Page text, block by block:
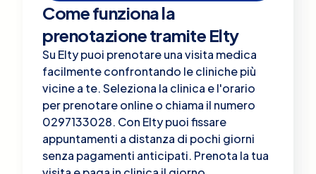
Come funziona la
prenotazione tramite Elty
Su Elty puoi prenotare una visita medica
facilmente confrontando le cliniche più
vicine a te. Seleziona la clinica e l'orario
per prenotare online o chiama il numero
0297133028. Con Elty puoi fissare
appuntamenti a distanza di pochi giorni
senza pagamenti anticipati. Prenota la tua